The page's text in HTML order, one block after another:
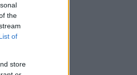
the
of
store